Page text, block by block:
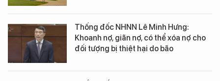
Thống đốc NHNN Lê Minh Hưng:
Khoanh nợ, giãn nợ, có thể xóa nợ cho
đối tượng bị thiệt hại do bão